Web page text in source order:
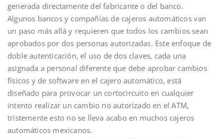
generada directamente del fabricante o del banco.
Algunos bancos y compañías de cajeros automáticos van
un paso más allá y requieren que todos los cambios sean
aprobados por dos personas autorizadas. Este enfoque de
doble autenticación, el uso de dos claves, cada una
asignada a personal diferente que debe aprobar cambios
físicos y de software en el cajero automático, está
diseñado para provocar un cortocircuito en cualquier
intento realizar un cambio no autorizado en el ATM,
tristemente esto no se lleva acabo en muchos cajeros
automáticos mexicanos.